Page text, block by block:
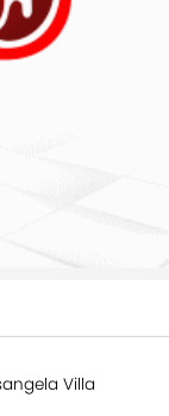
Villa